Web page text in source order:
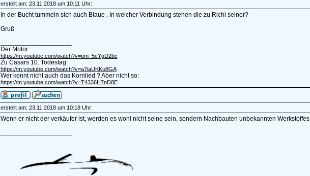
erstellt am: 23.11.2018 um 10:11 Uhr:
In der Bucht tummeln sich auch Blaue . In welcher Verbindung stehen die zu Richi seiner?
Gruß
Der Motor
https://m.youtube.com/watch?v=om_5cYgD2bc
Zu Cäsars 10. Todestag
https://m.youtube.com/watch?v=a7iaUKKu8GA
Wer kennt nicht auch das Kornlied ? Aber nicht so:
https://m.youtube.com/watch?v=T4336H7nD8E
erstellt am: 23.11.2018 um 10:18 Uhr:
Wenn er nicht der verkäufer ist, werden es wohl nicht seine sein, sondern Nachbauten unbekannten Werkstoffes